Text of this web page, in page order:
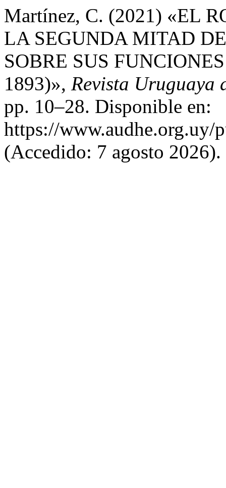
Martínez, C. (2021) «EL
LA SEGUNDA MITAD
SOBRE SUS
1893)», Revista Uruguaya
pp. 10–28. Disponible en:
https://www.audhe.org.uy/
(Accedido: 7 agosto 2026).